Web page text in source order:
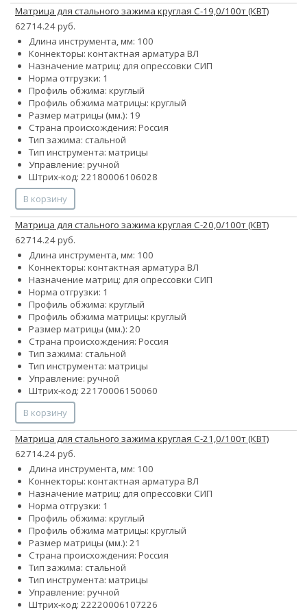
Матрица для стального зажима круглая С-19,0/100т (КВТ)
62714.24 руб.
Длина инструмента, мм: 100
Коннекторы: контактная арматура ВЛ
Назначение матриц: для опрессовки СИП
Норма отгрузки: 1
Профиль обжима: круглый
Профиль обжима матрицы: круглый
Размер матрицы (мм.): 19
Страна происхождения: Россия
Тип зажима: стальной
Тип инструмента: матрицы
Управление: ручной
Штрих-код: 22180006106028
В корзину
Матрица для стального зажима круглая С-20,0/100т (КВТ)
62714.24 руб.
Длина инструмента, мм: 100
Коннекторы: контактная арматура ВЛ
Назначение матриц: для опрессовки СИП
Норма отгрузки: 1
Профиль обжима: круглый
Профиль обжима матрицы: круглый
Размер матрицы (мм.): 20
Страна происхождения: Россия
Тип зажима: стальной
Тип инструмента: матрицы
Управление: ручной
Штрих-код: 22170006150060
В корзину
Матрица для стального зажима круглая С-21,0/100т (КВТ)
62714.24 руб.
Длина инструмента, мм: 100
Коннекторы: контактная арматура ВЛ
Назначение матриц: для опрессовки СИП
Норма отгрузки: 1
Профиль обжима: круглый
Профиль обжима матрицы: круглый
Размер матрицы (мм.): 21
Страна происхождения: Россия
Тип зажима: стальной
Тип инструмента: матрицы
Управление: ручной
Штрих-код: 22220006107226